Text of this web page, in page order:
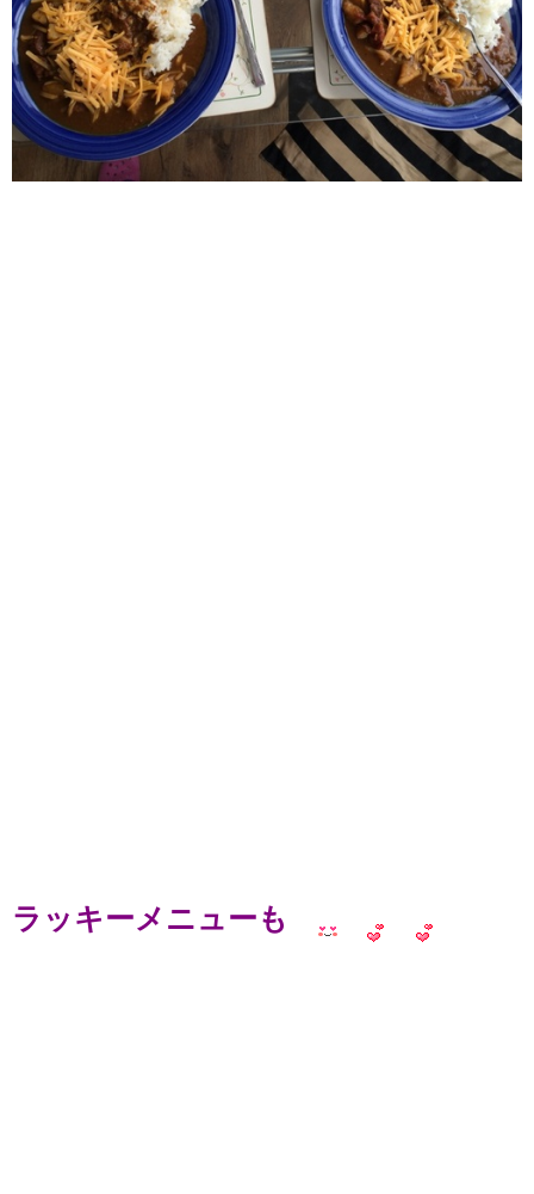
ラッキーメニューも